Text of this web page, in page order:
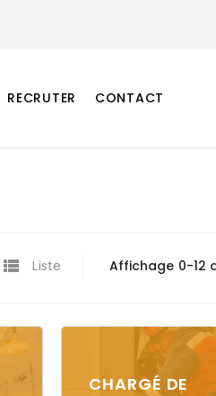
RECRUTER CONTACT
Liste Affichage 0-12
CHARGÉ DE